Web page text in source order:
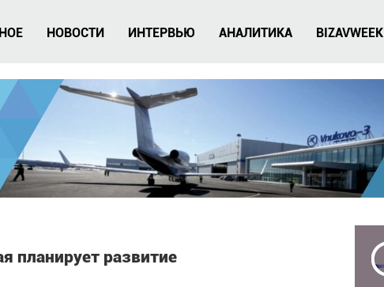
НОВОСТИ ИНТЕРВЬЮ АНАЛИТИКА BIZAVWEEK
планирует развитие